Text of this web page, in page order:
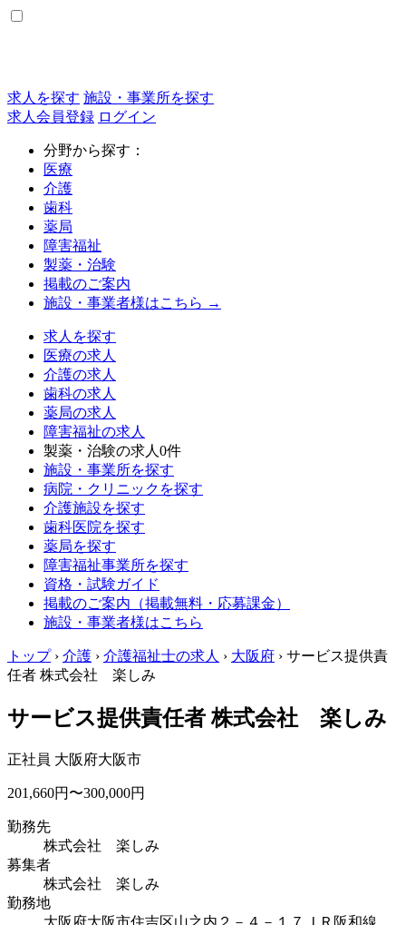
求人を探す 施設・事業所を探す
求人会員登録 ログイン
分野から探す：
医療
介護
歯科
薬局
障害福祉
製薬・治験
掲載のご案内
施設・事業者様はこちら →
求人を探す
医療の求人
介護の求人
歯科の求人
薬局の求人
障害福祉の求人
製薬・治験の求人 0件
施設・事業所を探す
病院・クリニックを探す
介護施設を探す
歯科医院を探す
薬局を探す
障害福祉事業所を探す
資格・試験ガイド
掲載のご案内（掲載無料・応募課金）
施設・事業者様はこちら
トップ › 介護 › 介護福祉士の求人 › 大阪府 › サービス提供責
任者 株式会社 楽しみ
サービス提供責任者 株式会社 楽しみ
正社員 大阪府大阪市
201,660円〜300,000円
勤務先
株式会社 楽しみ
募集者
株式会社 楽しみ
勤務地
大阪府大阪市住吉区山之内２－４－１７
ＪＲ阪和線